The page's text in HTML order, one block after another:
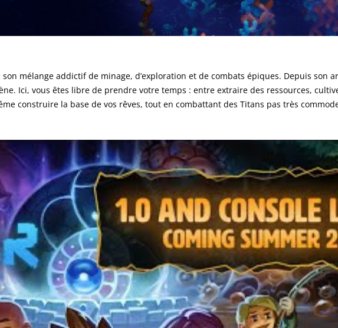
mélange addictif de minage, d’exploration et de combats épiques. Depuis son
Ici, vous êtes libre de prendre votre temps : entre extraire des ressources,
construire la base de vos rêves, tout en combattant des Titans pas très